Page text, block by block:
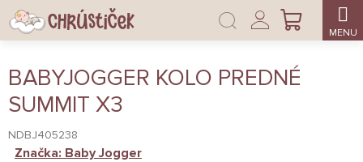
Prejsť
na
obsah
NÁKUPNÝ
Prihlásenie
BABYJOGGER KOLO PREDNÉ
SUMMIT X3
NDBJ405238
Značka: Baby Jogger